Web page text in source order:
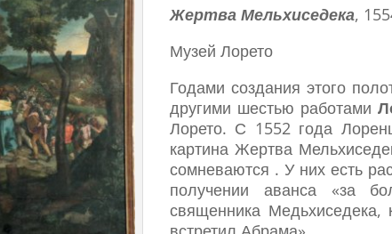
Жертва Мельхиседека,
Музей Лорето
Годами создания этого
другими шестью работами
Лорето. С 1552 года
картина Жертва
сомневаются . У них есть
получении аванса «за
священника Медьхиседека,